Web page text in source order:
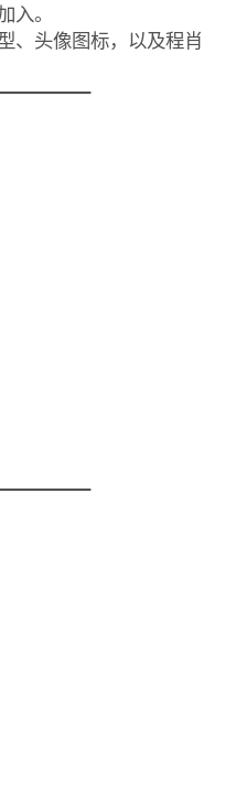
入。
、头像图标，以及程肖